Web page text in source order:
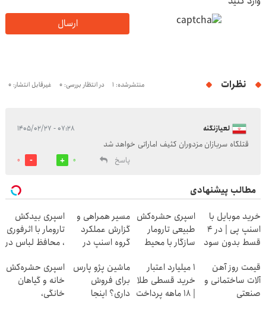
ارسال
نظرات منتشرشده: 1 در انتظار بررسی: 0 غیرقابل انتشار: 0
لعیازنگنه ۰۷:۲۸ - ۱۴۰۵/۰۲/۲۷
قتلگاه سربازان مزدوران کثیف اماراتی خواهد شد
پاسخ
0
0
مطالب پیشنهادی
خرید موبایل با
اسنپ پی | در ۴
قسط بدون سود
اسپری حشره‌کش
طبیعی تارومار
سازگار با محیط
محافظت طبیعی
مسیر همراهی و
گزارش عملکرد
گروه اسنپ در
اسپری بیدکش
تارومار با اثرفوری
، محافظ لباس در
قیمت روز آهن
آلات ساختمانی و
صنعتی
۱ میلیارد اعتبار
خرید قسطی طلا
| ۱۸ ماهه پرداخت
ماشین پژو پارس
برای فروش
داری؟ اینجا
اسپری حشره‌کش
خانه و گیاهان
خانگی،